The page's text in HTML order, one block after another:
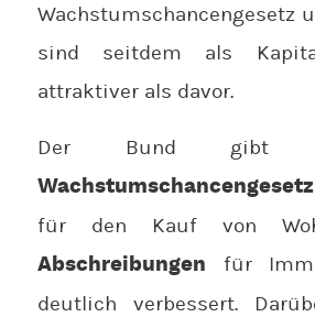
Wachstumschancengesetz
sind seitdem als
attraktiver als davor.
Der Bund gibt
Wachstumschancengesetz
für den Kauf von
Abschreibungen
für
deutlich verbessert.